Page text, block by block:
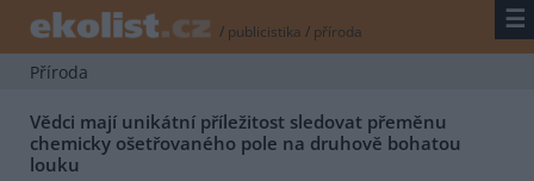
/ publicistika / příroda ☰
Příroda
Vědci mají unikátní příležitost sledovat přeměnu
chemicky ošetřovaného pole na druhově bohatou
louku